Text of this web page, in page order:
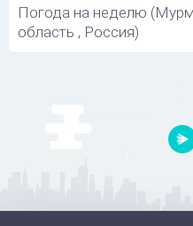
Погода на неделю
область , Россия)